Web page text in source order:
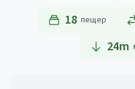
18 пещер
24m